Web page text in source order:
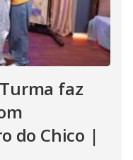
faz
do Chico |